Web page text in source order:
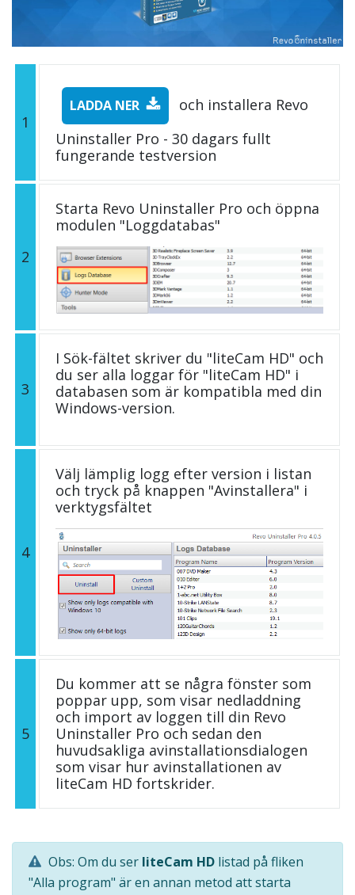
1
LADDA NER
och installera Revo
Uninstaller Pro - 30 dagars fullt
fungerande testversion
2
Starta Revo Uninstaller Pro och öppna
modulen "Loggdatabas"
3
I Sök-fältet skriver du "liteCam HD" och
du ser alla loggar för "liteCam HD" i
databasen som är kompatibla med din
Windows-version.
4
Välj lämplig logg efter version i listan
och tryck på knappen "Avinstallera" i
verktygsfältet
5
Du kommer att se några fönster som
poppar upp, som visar nedladdning
och import av loggen till din Revo
Uninstaller Pro och sedan den
huvudsakliga avinstallationsdialogen
som visar hur avinstallationen av
liteCam HD fortskrider.
Obs: Om du ser liteCam HD listad på fliken
"Alla program" är en annan metod att starta